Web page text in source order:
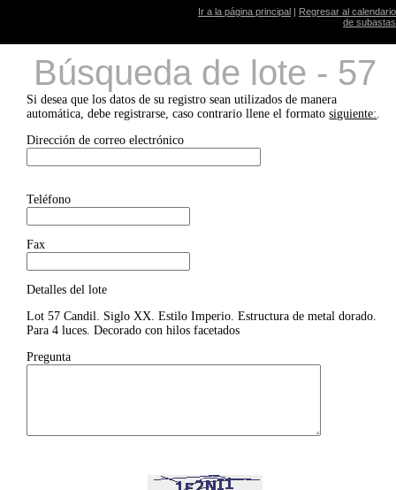
Ir a la página principal | Regresar al calendario
de subastas
Búsqueda de lote - 57
Si desea que los datos de su registro sean utilizados de manera
automática, debe registrarse, caso contrario llene el formatosiguiente:.
Dirección de correo electrónico
Teléfono
Fax
Detalles del lote
Lot 57 Candil. Siglo XX. Estilo Imperio. Estructura de metal dorado.
Para 4 luces. Decorado con hilos facetados
Pregunta